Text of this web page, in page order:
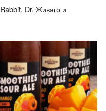
Dr. Живаго и